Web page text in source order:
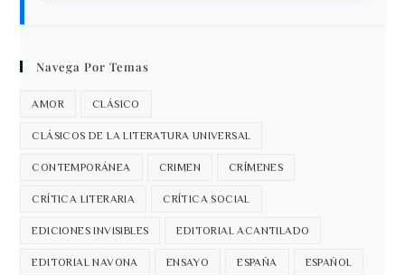
Navega Por Temas
AMOR CLÁSICO
CLÁSICOS DE LA LITERATURA UNIVERSAL
CONTEMPORÁNEA CRIMEN CRÍMENES
CRÍTICA LITERARIA CRÍTICA SOCIAL
EDICIONES INVISIBLES EDITORIAL ACANTILADO
EDITORIAL NAVONA ENSAYO ESPAÑA ESPAÑOL